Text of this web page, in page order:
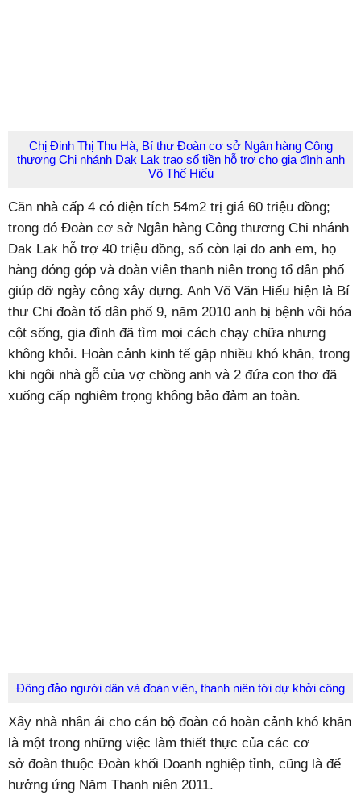
Chị Đinh Thị Thu Hà, Bí thư Đoàn cơ sở Ngân hàng Công
thương Chi nhánh Dak Lak trao số tiền hỗ trợ cho gia đình anh
Võ Thế Hiếu
Căn nhà cấp 4 có diện tích 54m2 trị giá 60 triệu đồng;
trong đó Đoàn cơ sở Ngân hàng Công thương Chi nhánh
Dak Lak hỗ trợ 40 triệu đồng, số còn lại do anh em, họ
hàng đóng góp và đoàn viên thanh niên trong tổ dân phố
giúp đỡ ngày công xây dựng. Anh Võ Văn Hiếu hiện là Bí
thư Chi đoàn tổ dân phố 9, năm 2010 anh bị bệnh vôi hóa
cột sống, gia đình đã tìm mọi cách chạy chữa nhưng
không khỏi. Hoàn cảnh kinh tế gặp nhiều khó khăn, trong
khi ngôi nhà gỗ của vợ chồng anh và 2 đứa con thơ đã
xuống cấp nghiêm trọng không bảo đảm an toàn.
Đông đảo người dân và đoàn viên, thanh niên tới dự khởi công
Xây nhà nhân ái cho cán bộ đoàn có hoàn cảnh khó khăn
là một trong những việc làm thiết thực của các cơ
sở đoàn thuộc Đoàn khối Doanh nghiệp tỉnh, cũng là để
hưởng ứng Năm Thanh niên 2011.